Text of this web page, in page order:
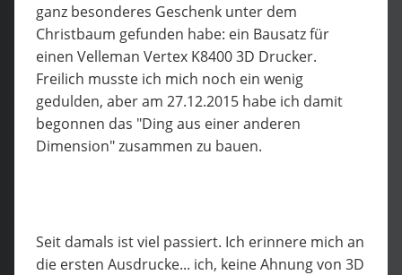
ganz besonderes Geschenk unter dem
Christbaum gefunden habe: ein Bausatz für
einen Velleman Vertex K8400 3D Drucker.
Freilich musste ich mich noch ein wenig
gedulden, aber am 27.12.2015 habe ich damit
begonnen das "Ding aus einer anderen
Dimension" zusammen zu bauen.
Seit damals ist viel passiert. Ich erinnere mich an
die ersten Ausdrucke... ich, keine Ahnung von 3D